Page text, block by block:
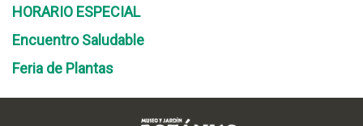
HORARIO ESPECIAL
Encuentro Saludable
Feria de Plantas